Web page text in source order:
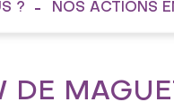
? NOS ACTIONS
DE